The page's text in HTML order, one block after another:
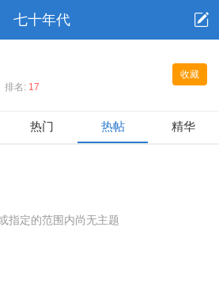
七十年代
收藏
排名: 17
热门 热帖 精华
指定的范围内尚无主题